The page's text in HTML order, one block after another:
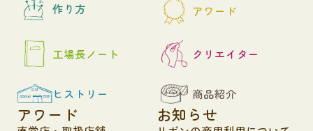
作り方 アワード
工場長ノート クリエイター
ヒストリー 商品紹介
アワード お知らせ